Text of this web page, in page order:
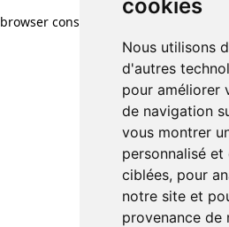
cookies
Nous utilisons
d'autres
pour améliorer
de navigation
vous montrer
personnalisé
ciblées, pour
notre site et
provenance de
browser console for more information)